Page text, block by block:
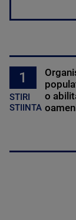
1
STIRI
STIINTA
o